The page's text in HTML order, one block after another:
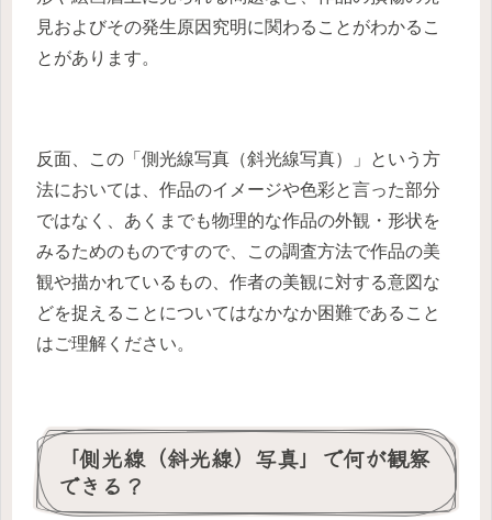
見およびその発生原因究明に関わることがわかるこ
とがあります。
反面、この「側光線写真（斜光線写真）」という方
法においては、作品のイメージや色彩と言った部分
ではなく、あくまでも物理的な作品の外観・形状を
みるためのものですので、この調査方法で作品の美
観や描かれているもの、作者の美観に対する意図な
どを捉えることについてはなかなか困難であること
はご理解ください。
「側光線（斜光線）写真」で何が観察
できる？